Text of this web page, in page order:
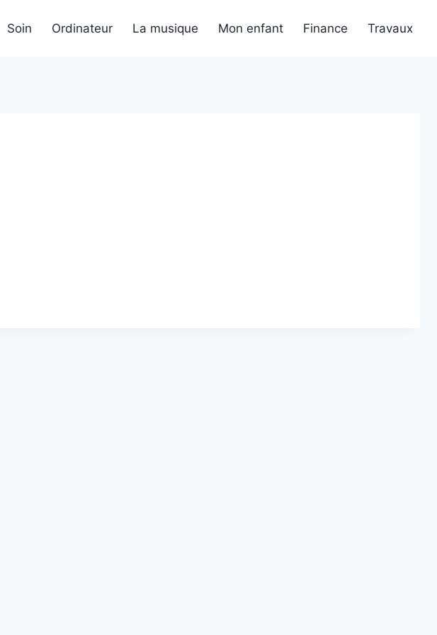
Soin Ordinateur La musique Mon enfant Finance Travaux